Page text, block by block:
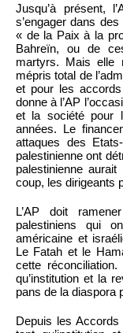
Jusqu’à présent,
s’engager dans
« de la Paix à la
Bahreïn, ou de
martyrs. Mais elle
mépris total de
et pour les
donne à l’AP
et la société pour
années. Le
attaques des
palestinienne ont
palestinienne
coup, les dirigeants
L’AP doit
palestiniens qui
américaine et
Le Fatah et le
cette
qu’institution et la
pans de la diaspora
Depuis les Accords